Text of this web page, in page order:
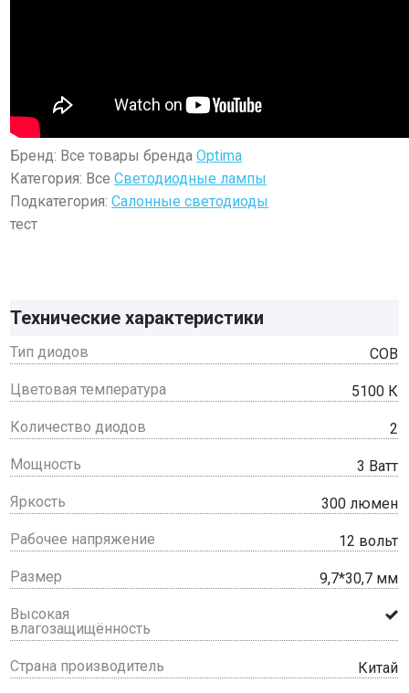
Бренд: Все товары брендаOptima
Категория: ВсеСветодиодные лампы
Подкатегория:Салонные светодиоды
тест
Технические характеристики
Тип диодов COB
Цветовая температура 5100 К
Количество диодов 2
Мощность 3 Ватт
Яркость 300 люмен
Рабочее напряжение 12 вольт
Размер 9,7*30,7 мм
Высокая
влагозащищённость
Страна производитель Китай